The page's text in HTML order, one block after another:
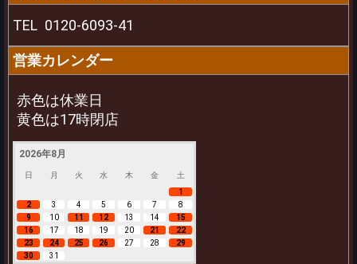
TEL 0120-6093-41
営業カレンダー
赤色は休業日
黄色は17時閉店
2026年8月
日 月 火 水 木 金
土
1
2
3 4 5 6 7
8
9
10 11 12 13 14
15
16
17 18 19 20 21
22
23
24 25 26 27 28
29
30
31